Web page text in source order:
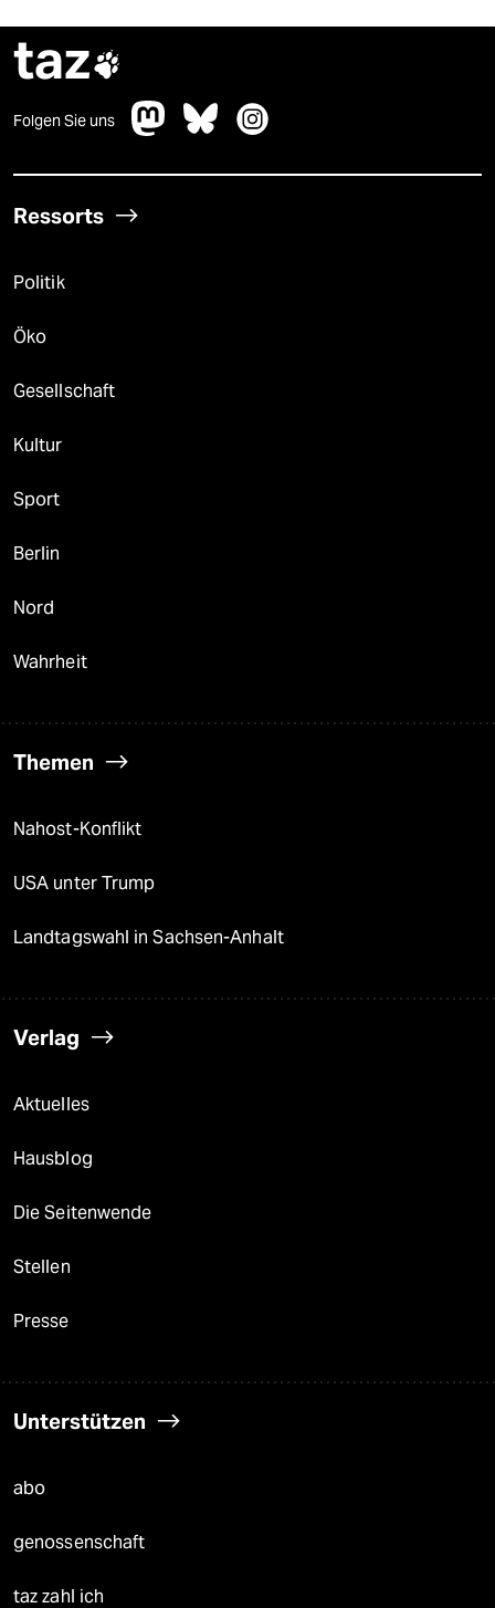
taz
Folgen Sie uns
Ressorts
Politik
Öko
Gesellschaft
Kultur
Sport
Berlin
Nord
Wahrheit
Themen
Nahost-Konflikt
USA unter Trump
Landtagswahl in Sachsen-Anhalt
Verlag
Aktuelles
Hausblog
Die Seitenwende
Stellen
Presse
Unterstützen
abo
genossenschaft
taz zahl ich